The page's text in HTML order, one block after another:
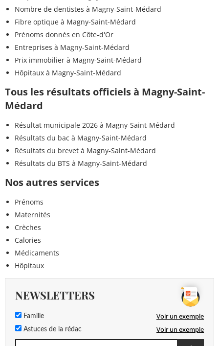
Nombre de dentistes à Magny-Saint-Médard
Fibre optique à Magny-Saint-Médard
Prénoms donnés en Côte-d'Or
Entreprises à Magny-Saint-Médard
Prix immobilier à Magny-Saint-Médard
Hôpitaux à Magny-Saint-Médard
Tous les résultats officiels à Magny-Saint-
Médard
Résultat municipale 2026 à Magny-Saint-Médard
Résultats du bac à Magny-Saint-Médard
Résultats du brevet à Magny-Saint-Médard
Résultats du BTS à Magny-Saint-Médard
Nos autres services
Prénoms
Maternités
Crèches
Calories
Médicaments
Hôpitaux
NEWSLETTERS
Famille Voir un exemple
Astuces de la rédac Voir un exemple